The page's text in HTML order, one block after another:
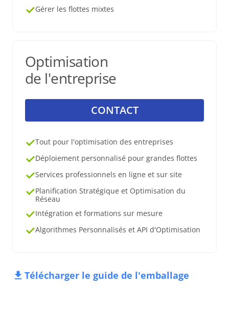
Gérer les flottes mixtes
Optimisation
de l'entreprise
CONTACT
Tout pour l'optimisation des entreprises
Déploiement personnalisé pour grandes flottes
Services professionnels en ligne et sur site
Planification Stratégique et Optimisation du
Réseau
Intégration et formations sur mesure
Algorithmes Personnalisés et API d'Optimisation
Télécharger le guide de l'emballage